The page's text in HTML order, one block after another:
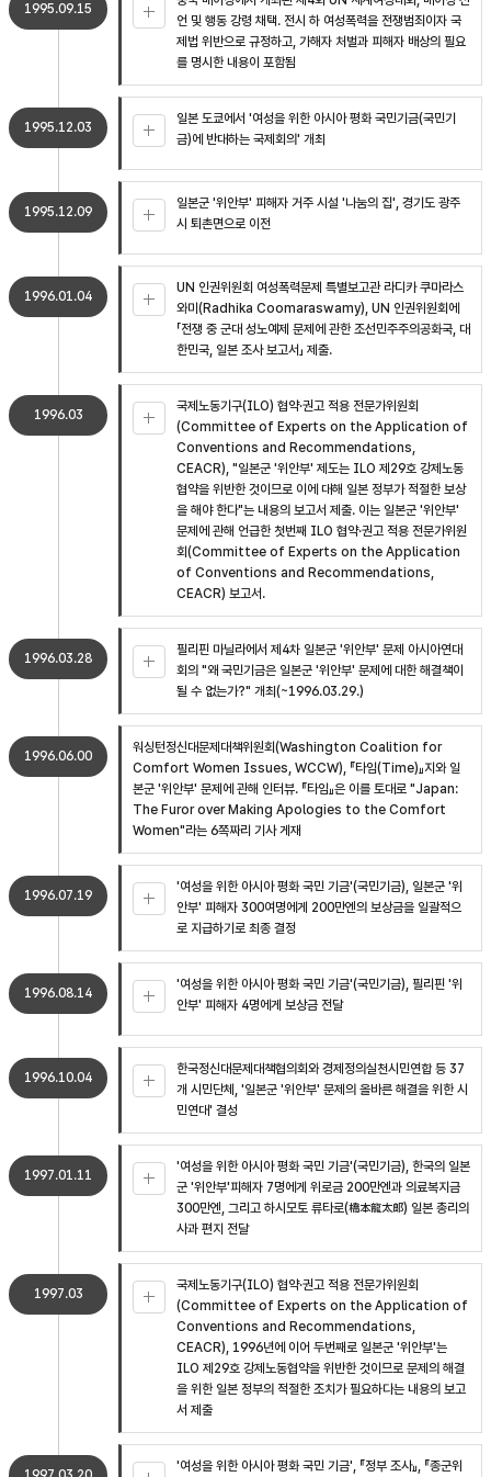
1995.09.15
언 및 행동 강령 채택. 전시 하 여성폭력을 전쟁범죄이자 국
제법 위반으로 규정하고, 가해자 처벌과 피해자 배상의 필요
를 명시한 내용이 포함됨
1995.12.03
일본 도쿄에서 '여성을 위한 아시아 평화 국민기금(국민기
금)에 반대하는 국제회의' 개최
1995.12.09
일본군 '위안부' 피해자 거주 시설 '나눔의 집', 경기도 광주
시 퇴촌면으로 이전
1996.01.04
UN 인권위원회 여성폭력문제 특별보고관 라디카 쿠마라스
와미(Radhika Coomaraswamy), UN 인권위원회에
「전쟁 중 군대 성노예제 문제에 관한 조선민주주의공화국, 대
한민국, 일본 조사 보고서」 제출.
1996.03
국제노동기구(ILO) 협약·권고 적용 전문가위원회
(Committee of Experts on the Application of
Conventions and Recommendations,
CEACR), "일본군 '위안부' 제도는 ILO 제29호 강제노동
협약을 위반한 것이므로 이에 대해 일본 정부가 적절한 보상
을 해야 한다"는 내용의 보고서 제출. 이는 일본군 '위안부'
문제에 관해 언급한 첫번째 ILO 협약·권고 적용 전문가위원
회(Committee of Experts on the Application
of Conventions and Recommendations,
CEACR) 보고서.
1996.03.28
필리핀 마닐라에서 제4차 일본군 '위안부' 문제 아시아연대
회의 "왜 국민기금은 일본군 '위안부' 문제에 대한 해결책이
될 수 없는가?" 개최(~1996.03.29.)
1996.06.00
워싱턴정신대문제대책위원회(Washington Coalition for
Comfort Women Issues, WCCW), 『타임(Time)』지와 일
본군 '위안부' 문제에 관해 인터뷰. 『타임』은 이를 토대로 "Japan:
The Furor over Making Apologies to the Comfort
Women"라는 6쪽짜리 기사 게재
1996.07.19
'여성을 위한 아시아 평화 국민 기금'(국민기금), 일본군 '위
안부' 피해자 300여명에게 200만엔의 보상금을 일괄적으
로 지급하기로 최종 결정
1996.08.14
'여성을 위한 아시아 평화 국민 기금'(국민기금), 필리핀 '위
안부' 피해자 4명에게 보상금 전달
1996.10.04
한국정신대문제대책협의회와 경제정의실천시민연합 등 37
개 시민단체, '일본군 '위안부' 문제의 올바른 해결을 위한 시
민연대' 결성
1997.01.11
'여성을 위한 아시아 평화 국민 기금'(국민기금), 한국의 일본
군 '위안부'피해자 7명에게 위로금 200만엔과 의료복지금
300만엔, 그리고 하시모토 류타로(橋本龍太郞) 일본 총리의
사과 편지 전달
1997.03
국제노동기구(ILO) 협약·권고 적용 전문가위원회
(Committee of Experts on the Application of
Conventions and Recommendations,
CEACR), 1996년에 이어 두번째로 일본군 '위안부'는
ILO 제29호 강제노동협약을 위반한 것이므로 문제의 해결
을 위한 일본 정부의 적절한 조치가 필요하다는 내용의 보고
서 제출
'여성을 위한 아시아 평화 국민 기금', 『정부 조사』, 『종군위